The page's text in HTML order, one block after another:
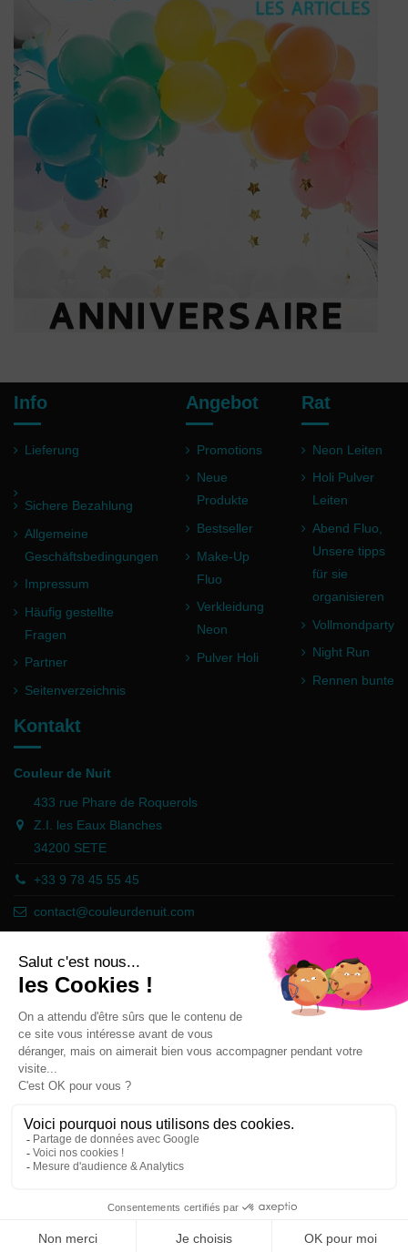
Info
Lieferung
Sichere Bezahlung
Allgemeine
Geschäftsbedingungen
Impressum
Häufig gestellte
Fragen
Partner
Seitenverzeichnis
Angebot
Promotions
Neue
Produkte
Bestseller
Make-Up
Fluo
Verkleidung
Neon
Pulver Holi
Rat
Neon Leiten
Holi Pulver
Leiten
Abend Fluo,
Unsere tipps
für sie
organisieren
Vollmondparty
Night Run
Rennen bunte
Kontakt
Couleur de Nuit
433 rue Phare de Roquerols
Z.I. les Eaux Blanches
34200 SETE
+33 9 78 45 55 45
contact@couleurdenuit.com
Händler zugelassen von Gesellschaft für Garantierte Bewertungen,
Klicken Sie hier
Newsletter
Sie können Ihr Einverständnis jederzeit